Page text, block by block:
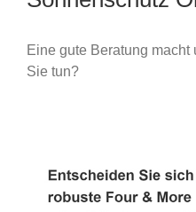
Eine gute Beratung macht
Sie tun?